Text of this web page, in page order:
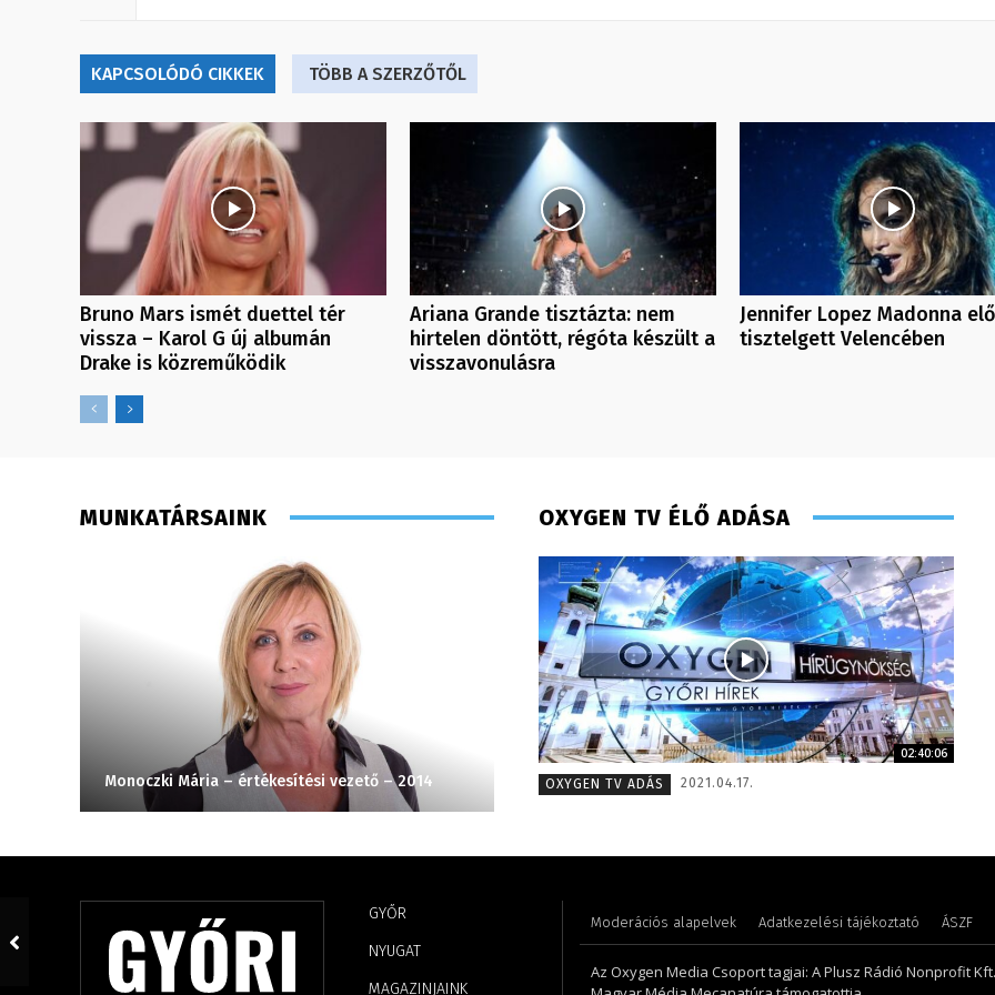
KAPCSOLÓDÓ CIKKEK TÖBB A SZERZŐTŐL
Bruno Mars ismét duettel tér
vissza – Karol G új albumán
Drake is közreműködik
Ariana Grande tisztázta: nem
hirtelen döntött, régóta készült a
visszavonulásra
Jennifer Lopez Madonna
tisztelgett Velencében
MUNKATÁRSAINK
Monoczki Mária – értékesítési vezető – 2014 Gombos Éva – sales manager – 2017
OXYGEN TV ÉLŐ ADÁSA
02:40:06
OXYGEN TV ADÁS
2021.04.17.
GYŐR
NYUGAT
MAGAZINJAINK
Moderációs alapelvek Adatkezelési tájékoztató ÁSZF
Az Oxygen Media Csoport tagjai: A Plusz Rádió Nonprofit